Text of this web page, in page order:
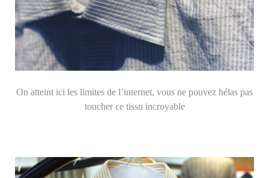
On atteint ici les limites de l’internet, vous ne pouvez hélas pas
toucher ce tissu incroyable